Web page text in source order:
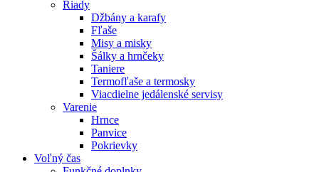
Riady
Džbány a karafy
Fľaše
Misy a misky
Šálky a hrnčeky
Taniere
Termofľaše a termosky
Viacdielne jedálenské servisy
Varenie
Hrnce
Panvice
Pokrievky
Voľný čas